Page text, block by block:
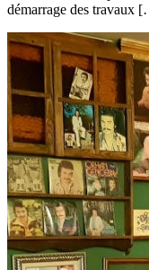
démarrage des travaux